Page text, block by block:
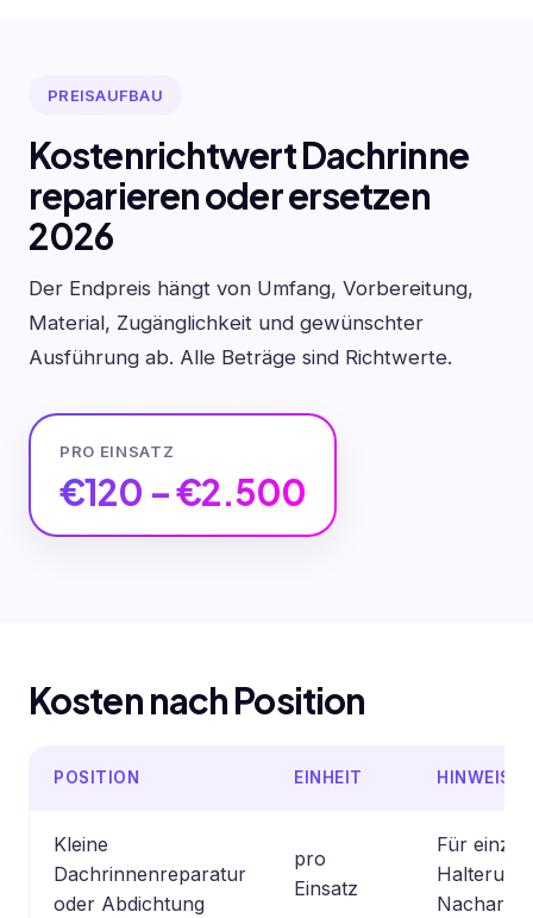
PREISAUFBAU
Kostenrichtwert Dachrinne
reparieren oder ersetzen
2026
Der Endpreis hängt von Umfang, Vorbereitung,
Material, Zugänglichkeit und gewünschter
Ausführung ab. Alle Beträge sind Richtwerte.
PRO EINSATZ
€120 – €2.500
Kosten nach Position
POSITION EINHEIT HINWEIS
Kleine
Dachrinnenreparatur
oder Abdichtung
pro
Einsatz
Für